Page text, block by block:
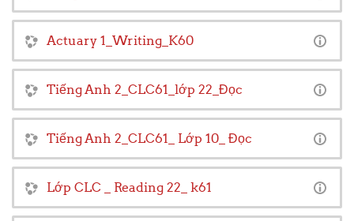
Actuary 1_Writing_K60
Tiếng Anh 2_CLC61_lớp 22_Đọc
Tiếng Anh 2_CLC61_ Lớp 10_ Đọc
Lớp CLC _ Reading 22_ k61